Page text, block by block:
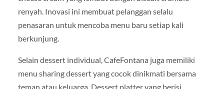
renyah. Inovasi ini membuat pelanggan selalu
penasaran untuk mencoba menu baru setiap kali
berkunjung.
Selain dessert individual, CafeFontana juga memiliki
menu sharing dessert yang cocok dinikmati bersama
teman atau keluarga. Dessert platter yang berisi